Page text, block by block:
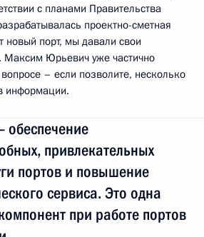
с планами Правительства
проектно-сметная
новый порт, мы давали свои
Максим Юрьевич уже частично
– если позволите, несколько
информации.
обеспечение
привлекательных
портов и повышение
сервиса. Это одна
при работе портов